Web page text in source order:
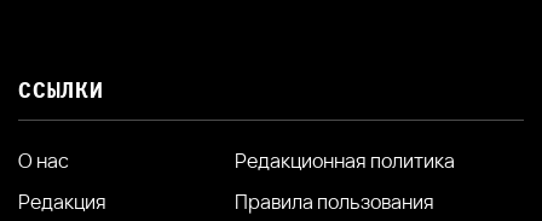
ССЫЛКИ
О нас
Редакция
Редакционная политика
Правила пользования